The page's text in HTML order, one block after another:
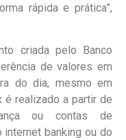
rápida e prática”,
criada pelo Banco
de valores em
do dia, mesmo em
realizado a partir de
ou contas de
banking ou do